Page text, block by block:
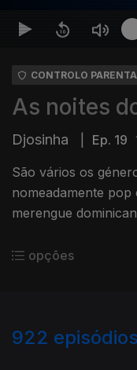
CONTROLO
As noites
Djosinha Ep. 19
São vários os
nomeadamente
merengue
opções
922